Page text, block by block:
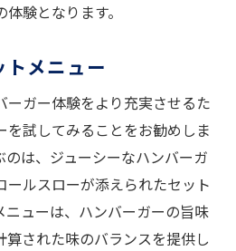
験となります。
メニュー
ーガー体験をより充実させるた
を試してみることをお勧めしま
は、ジューシーなハンバーガ
ールスローが添えられたセット
ニューは、ハンバーガーの旨味
算された味のバランスを提供し